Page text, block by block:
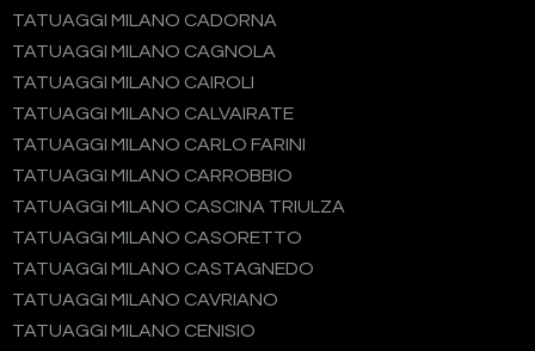
TATUAGGI MILANO CADORNA
TATUAGGI MILANO CAGNOLA
TATUAGGI MILANO CAIROLI
TATUAGGI MILANO CALVAIRATE
TATUAGGI MILANO CARLO FARINI
TATUAGGI MILANO CARROBBIO
TATUAGGI MILANO CASCINA TRIULZA
TATUAGGI MILANO CASORETTO
TATUAGGI MILANO CASTAGNEDO
TATUAGGI MILANO CAVRIANO
TATUAGGI MILANO CENISIO